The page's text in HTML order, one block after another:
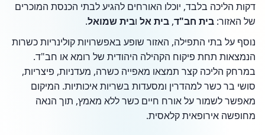
דקות הליכה בלבד, יוכלו האורחים להגיע לבתי הכנסת המוכרים
של האזור: בית חב"ד, בית אל ובית שמואל.
נוסף על בתי התפילה, האזור שופע באפשרויות קולינריות כשרות
הנמצאות תחת פיקוח הקהילה היהודית של רומא או חב"ד.
במרחק הליכה קצר תמצאו מאפייה כשרה, מעדניות, פיצריות,
סושי בר כשר למהדרין ומסעדות בשריות איכותיות. המיקום
מאפשר לשמור על אורח חיים כשר ללא מאמץ, תוך הנאה
מחופשה אירופאית קלאסית.